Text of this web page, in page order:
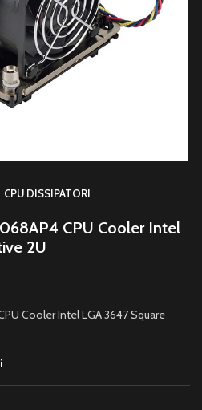
CPU DISSIPATORI
CPU Cooler Intel
2U
Cooler Intel LGA 3647 Square